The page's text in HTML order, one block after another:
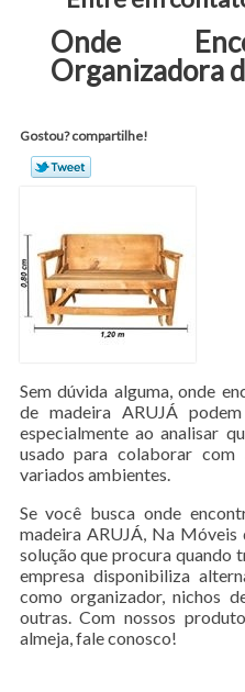
Onde
Organizadora
Gostou? compartilhe!
Sem dúvida alguma, onde
de madeira ARUJÁ
especialmente ao analisar
usado para colaborar
variados ambientes.
Se você busca onde
madeira ARUJÁ, Na Móveis
solução que procura quando
empresa disponibiliza
como organizador, nichos
outras. Com nossos
almeja, fale conosco!